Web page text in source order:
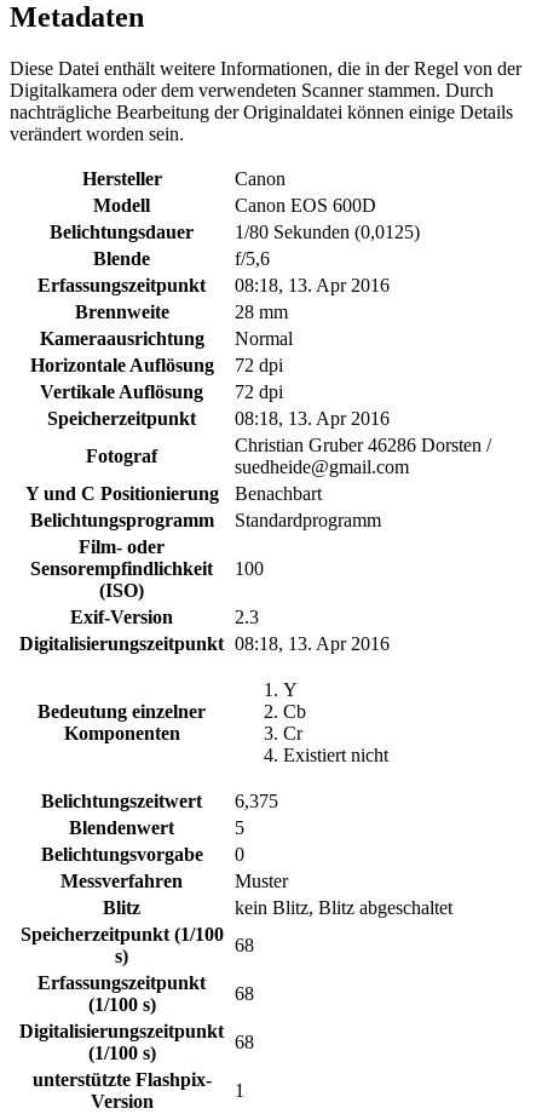
Metadaten
Diese Datei enthält weitere Informationen, die in der Regel von der
Digitalkamera oder dem verwendeten Scanner stammen. Durch
nachträgliche Bearbeitung der Originaldatei können einige Details
verändert worden sein.
Hersteller
Canon
Modell
Canon EOS 600D
Belichtungsdauer
1/80 Sekunden (0,0125)
Blende
f/5,6
Erfassungszeitpunkt
08:18, 13. Apr 2016
Brennweite
28 mm
Kameraausrichtung
Normal
Horizontale Auflösung
72 dpi
Vertikale Auflösung
72 dpi
Speicherzeitpunkt
08:18, 13. Apr 2016
Fotograf
Christian Gruber 46286 Dorsten /
suedheide@gmail.com
Y und C Positionierung
Benachbart
Belichtungsprogramm
Standardprogramm
Film- oder
Sensorempfindlichkeit
(ISO)
100
Exif-Version
2.3
Digitalisierungszeitpunkt 08:18, 13. Apr 2016
Bedeutung einzelner
Komponenten
Y
Cb
Cr
Existiert nicht
Belichtungszeitwert
6,375
Blendenwert
5
Belichtungsvorgabe
0
Messverfahren
Muster
Blitz
kein Blitz, Blitz abgeschaltet
Speicherzeitpunkt (1/100
s)
68
Erfassungszeitpunkt
(1/100 s)
68
Digitalisierungszeitpunkt
(1/100 s)
68
unterstützte Flashpix-
Version
1